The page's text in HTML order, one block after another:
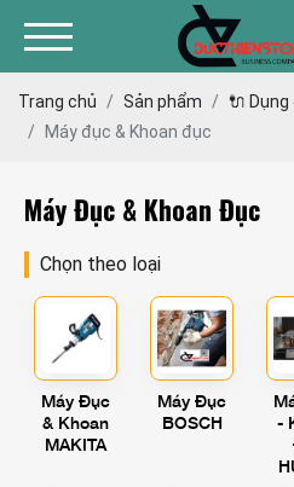
Trang chủ Sản phẩm
🔌
Máy đục & Khoan đục
Máy Đục & Khoan Đục
Chọn theo loại
Máy Đục
& Khoan
MAKITA
Máy Đục
BOSCH
-